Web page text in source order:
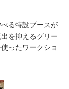
る特設ブースが
を抑えるグリー
ったワークショ